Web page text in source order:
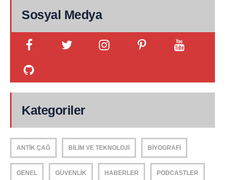
Sosyal Medya
Kategoriler
ANTIK ÇAĞ BILIM VE TEKNOLOJI BIYOGRAFI
GENEL GÜVENLIK HABERLER PODCASTLER